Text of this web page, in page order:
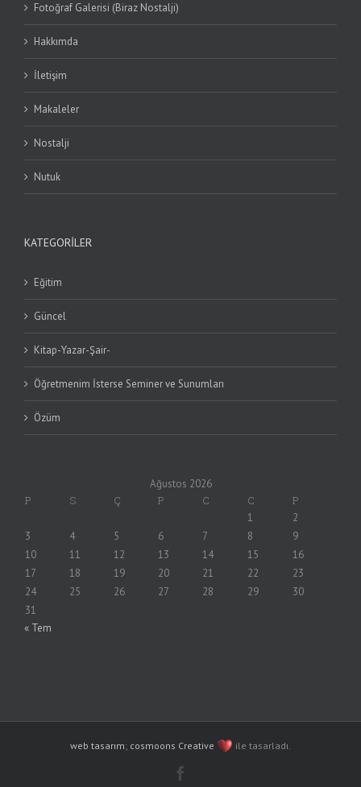
Fotoğraf Galerisi (Biraz Nostalji)
Hakkımda
İletişim
Makaleler
Nostalji
Nutuk
KATEGORILER
Eğitim
Güncel
Kitap-Yazar-Şair-
Öğretmenim İsterse Seminer ve Sunumları
Özüm
Ağustos 2026
P S Ç P C C P
1
2
3
4 5 6 7 8
9
10
11 12 13 14 15
16
17
18 19 20 21 22
23
24
25 26 27 28 29
30
31
« Tem
web tasarım; cosmoons Creative ile tasarladı.